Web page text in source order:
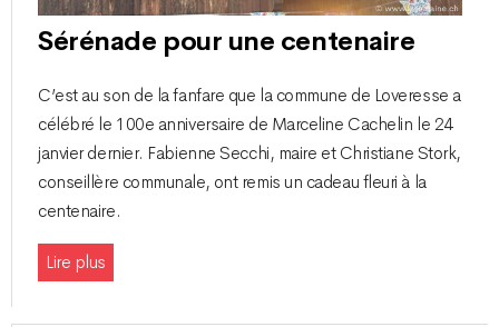
Sérénade pour une centenaire
C’est au son de la fanfare que la commune de Loveresse a
célébré le 100e anniversaire de Marceline Cachelin le 24
janvier dernier. Fabienne Secchi, maire et Christiane Stork,
conseillère communale, ont remis un cadeau fleuri à la
centenaire.
Lire plus